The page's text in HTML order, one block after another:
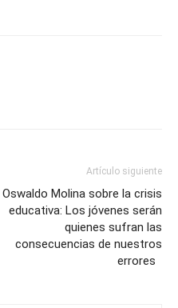
Artículo siguiente
Oswaldo Molina sobre la crisis
educativa: Los jóvenes serán
quienes sufran las
consecuencias de nuestros
errores